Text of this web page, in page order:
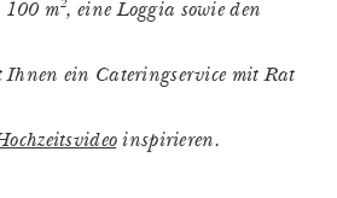
m², eine Loggia sowie den
ein Cateringservice mit Rat
inspirieren.